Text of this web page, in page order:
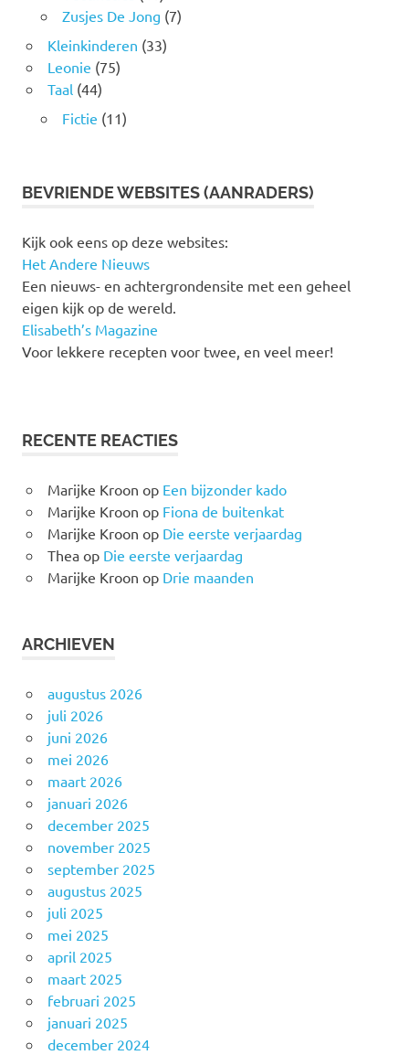
Zusjes De Jong (7)
Kleinkinderen (33)
Leonie (75)
Taal (44)
Fictie (11)
BEVRIENDE WEBSITES (AANRADERS)
Kijk ook eens op deze websites:
Het Andere Nieuws
Een nieuws- en achtergrondensite met een geheel
eigen kijk op de wereld.
Elisabeth’s Magazine
Voor lekkere recepten voor twee, en veel meer!
RECENTE REACTIES
Marijke Kroon op Een bijzonder kado
Marijke Kroon op Fiona de buitenkat
Marijke Kroon op Die eerste verjaardag
Theaop Die eerste verjaardag
Marijke Kroon op Drie maanden
ARCHIEVEN
augustus 2026
juli 2026
juni 2026
mei 2026
maart 2026
januari 2026
december 2025
november 2025
september 2025
augustus 2025
juli 2025
mei 2025
april 2025
maart 2025
februari 2025
januari 2025
december 2024